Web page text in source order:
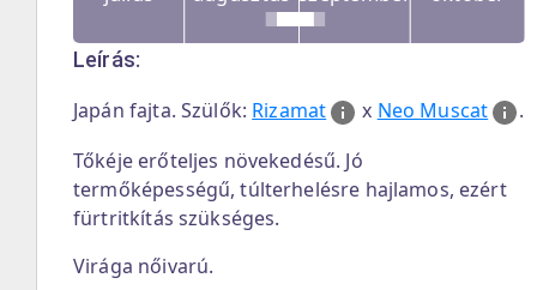
Leírás:
Japán fajta. Szülők: Rizamat x Neo Muscat
.
Tőkéje erőteljes növekedésű. Jó
termőképességű, túlterhelésre hajlamos, ezért
fürtritkítás szükséges.
Virága nőivarú.